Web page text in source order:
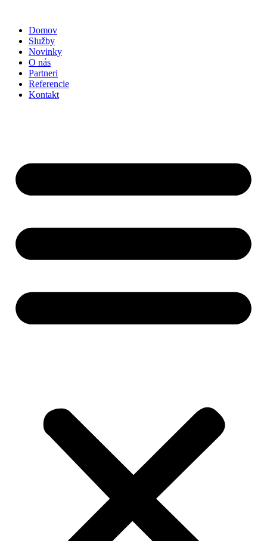
obsah
Domov
Služby
Novinky
O nás
Partneri
Referencie
Kontakt